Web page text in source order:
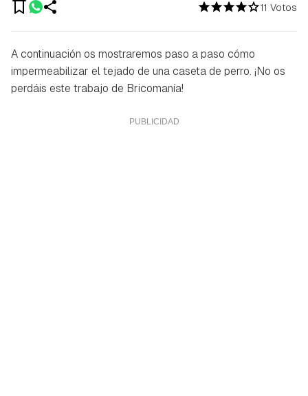
11 Votos
A continuación os mostraremos paso a paso cómo
impermeabilizar el tejado de una caseta de perro. ¡No os
perdáis este trabajo de Bricomanía!